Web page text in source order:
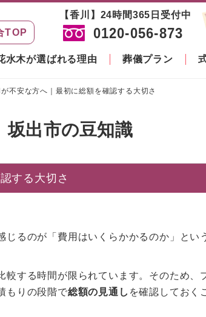
TOP
【香川】24時間365日受付中
0120-056-873
水木が選ばれる理由 葬儀プラン
不安な方へ｜最初に総額を確認する大切さ
坂出市の豆知識
する大切さ
るのが「費用はいくらかかるのか」とい
する時間が限られています。そのため、
もりの段階で総額の見通し を確認しておく